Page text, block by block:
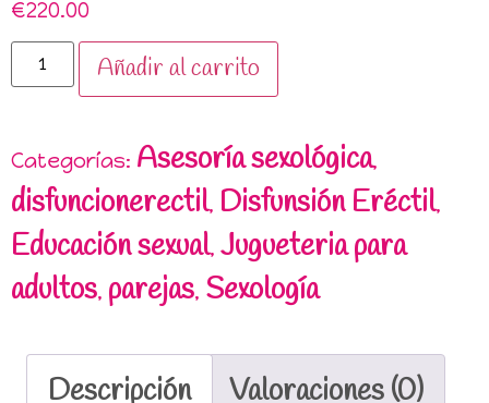
€220.00
Añadir al carrito
Categorías: Asesoría sexológica,
disfuncionerectil, Disfunsión Eréctil,
Educación sexual, Jugueteria para
adultos, parejas, Sexología
Descripción Valoraciones (0)